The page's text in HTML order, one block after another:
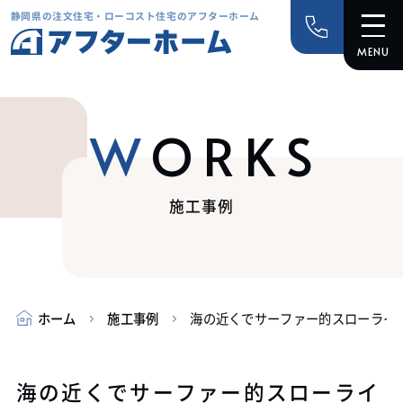
静岡県の注文住宅・ローコスト住宅のアフターホーム
WORKS
施工事例
ホーム 施工事例 海の近くでサーファー的スローライ
海の近くでサーファー的スローライ